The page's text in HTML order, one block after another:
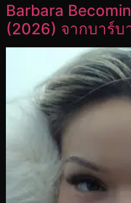
Barbara
(2026) จากบาร์บ